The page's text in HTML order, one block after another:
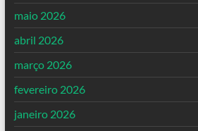
maio 2026
abril 2026
março 2026
fevereiro 2026
janeiro 2026